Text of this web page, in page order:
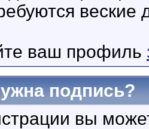
веские
ваш профиль
подпись?
вы